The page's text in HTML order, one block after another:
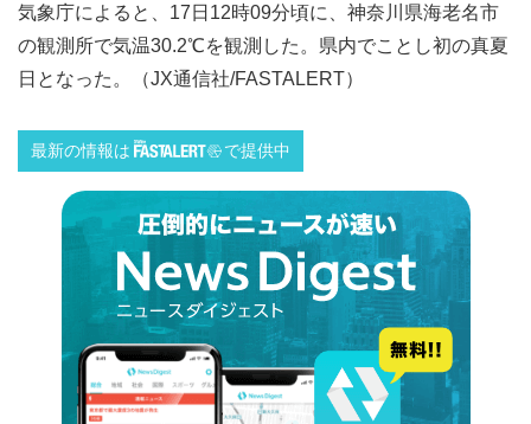
気象庁によると、17日12時09分頃に、神奈川県海老名市
の観測所で気温30.2℃を観測した。県内でことし初の真夏
日となった。（JX通信社/FASTALERT）
最新の情報は で提供中